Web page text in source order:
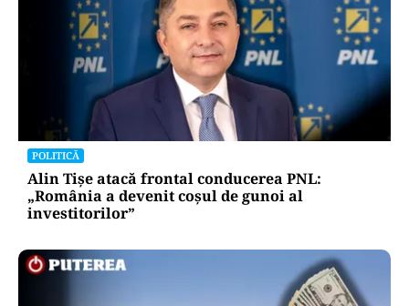
POLITICĂ
Alin Tișe atacă frontal conducerea PNL:
„România a devenit coșul de gunoi al
investitorilor”